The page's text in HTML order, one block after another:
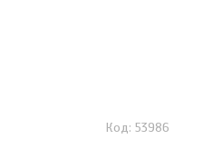
53986